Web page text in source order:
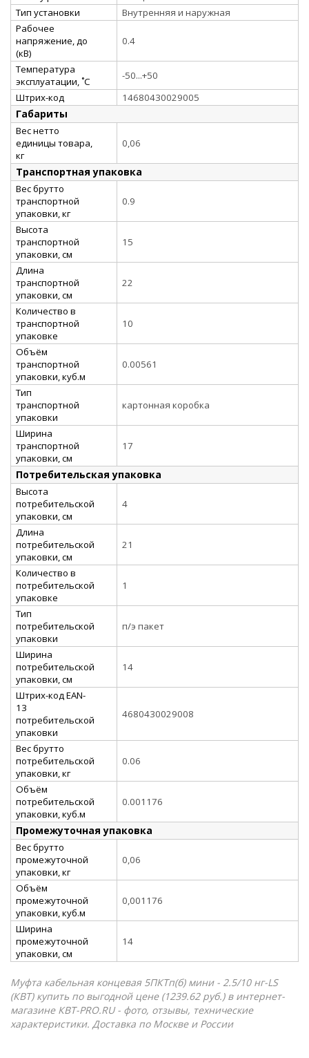
Тип установки
Внутренняя и наружная
Рабочее
напряжение, до
(кВ)
0.4
Температура
эксплуатации, ˚С
-50...+50
Штрих-код
14680430029005
Габариты
Вес нетто
единицы товара,
кг
0,06
Транспортная упаковка
Вес брутто
транспортной
упаковки, кг
0.9
Высота
транспортной
упаковки, см
15
Длина
транспортной
упаковки, см
22
Количество в
транспортной
упаковке
10
Объём
транспортной
упаковки, куб.м
0.00561
Тип
транспортной
упаковки
картонная коробка
Ширина
транспортной
упаковки, см
17
Потребительская упаковка
Высота
потребительской
упаковки, см
4
Длина
потребительской
упаковки, см
21
Количество в
потребительской
упаковке
1
Тип
потребительской
упаковки
п/э пакет
Ширина
потребительской
упаковки, см
14
Штрих-код EAN-
13
потребительской
упаковки
4680430029008
Вес брутто
потребительской
упаковки, кг
0.06
Объём
потребительской
упаковки, куб.м
0.001176
Промежуточная упаковка
Вес брутто
промежуточной
упаковки, кг
0,06
Объём
промежуточной
упаковки, куб.м
0,001176
Ширина
промежуточной
упаковки, см
14
Муфта кабельная концевая 5ПКТп(б) мини - 2.5/10 нг-LS
(КВТ) купить по выгодной цене (1239.62 руб.) в интернет-
магазине КВТ-PRO.RU - фото, отзывы, технические
характеристики. Доставка по Москве и России